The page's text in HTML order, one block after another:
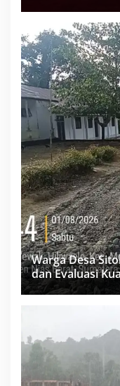
Warga Desa
dan Evaluasi
Minim Informasi